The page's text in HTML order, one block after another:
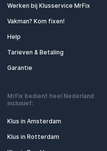
Werken bij Klusservice MrFix
Vakman? Kom fixen!
Help
Tarieven & Betaling
Garantie
MrFix bedient heel Nederland
inclusief:
Klus in Amsterdam
Klus in Rotterdam